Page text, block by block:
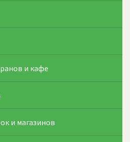
и кафе
и магазинов